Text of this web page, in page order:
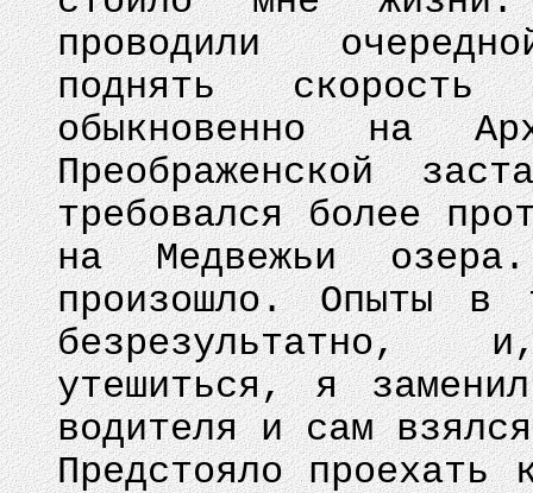
проводили
поднять
обыкновенно на
Преображенской
требовался более
на Медвежьи
произошло. Опыты в
безрезультатно,
утешиться, я
водителя и сам
Предстояло проехать